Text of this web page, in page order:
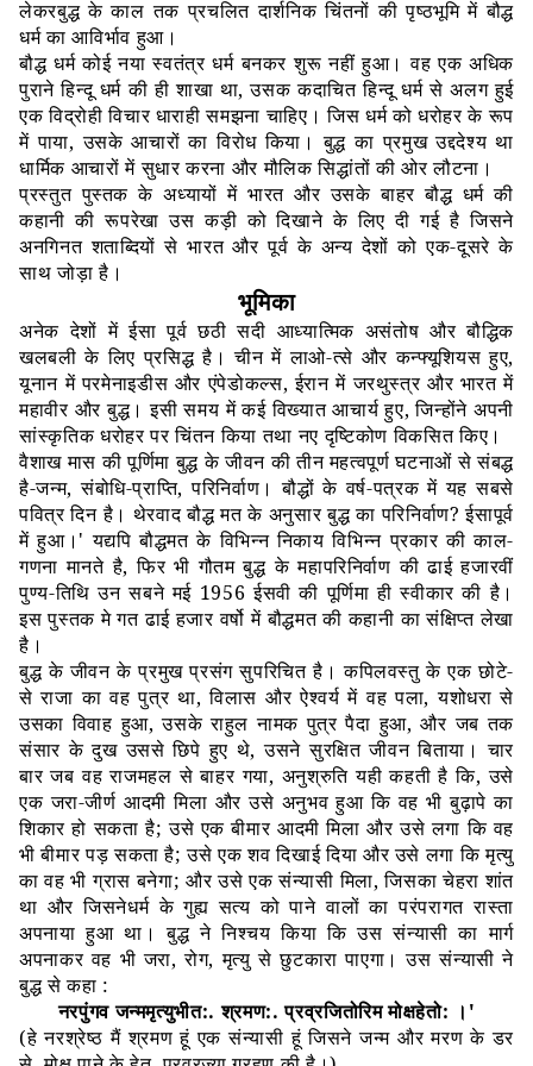
लेकरबुद्ध के काल तक प्रचलित दार्शनिक चिंतनों की पृष्ठभूमि में बौद्ध
धर्म का आविर्भाव हुआ।
बौद्ध धर्म कोई नया स्वतंत्र धर्म बनकर शुरू नहीं हुआ। वह एक अधिक
पुराने हिन्दू धर्म की ही शाखा था,उसक कदाचित हिन्दू धर्म से अलग हुई
एक विद्रोही विचार धाराही समझना चाहिए। जिस धर्म को धरोहर के रूप
में पाया,उसके आचारों का विरोध किया। बुद्ध का प्रमुख उद्ददेश्य था
धार्मिक आचारों में सुधार करना और मौलिक सिद्धांतों की ओर लौटना।
प्रस्तुत पुस्तक के अध्यायों में भारत और उसके बाहर बौद्ध धर्म की
कहानी की रूपरेखा उस कड़ी को दिखाने के लिए दी गई है जिसने
अनगिनत शताब्दियों से भारत और पूर्व के अन्य देशों को एक-दूसरे के
साथ जोड़ा है।
भूमिका
अनेक देशों में ईसा पूर्व छठी सदी आध्यात्मिक असंतोष और बौद्धिक
खलबली के लिए प्रसिद्ध है। चीन में लाओ-त्से और कन्फ्यूशियस हुए,
यूनान में परमेनाइडीस और एंपेडोकल्स,ईरान में जरथुस्त्र और भारत में
महावीर और बुद्ध। इसी समय में कई विख्यात आचार्य हुए,जिन्होंने अपनी
सांस्कृतिक धरोहर पर चिंतन किया तथा नए दृष्टिकोण विकसित किए।
वैशाख मास की पूर्णिमा बुद्ध के जीवन की तीन महत्वपूर्ण घटनाओं से संबद्ध
है-जन्म,संबोधि-प्राप्ति,परिनिर्वाण। बौद्धों के वर्ष-पत्रक में यह सबसे
पवित्र दिन है। थेरवाद बौद्ध मत के अनुसार बुद्ध का परिनिर्वाण?ईसापूर्व
में हुआ। 'यद्यपि बौद्धमत के विभिन्न निकाय विभिन्न प्रकार की काल-
गणना मानते है,फिर भी गौतम बुद्ध के महापरिनिर्वाण की ढाई हजारवीं
पुण्य-तिथि उन सबने मई 1956ईसवी की पूर्णिमा ही स्वीकार की है।
इस पुस्तक मे गत ढाई हजार वर्षो में बौद्धमत की कहानी का संक्षिप्त लेखा
है।
बुद्ध के जीवन के प्रमुख प्रसंग सुपरिचित है। कपिलवस्तु के एक छोटे-
से राजा का वह पुत्र था,विलास और ऐश्वर्य में वह पला,यशोधरा से
उसका विवाह हुआ,उसके राहुल नामक पुत्र पैदा हुआ,और जब तक
संसार के दुख उससे छिपे हुए थे,उसने सुरक्षित जीवन बिताया। चार
बार जब वह राजमहल से बाहर गया, अनुश्रुति यही कहती है कि,उसे
एक जरा-जीर्ण आदमी मिला और उसे अनुभव हुआ कि वह भी बुढ़ापे का
शिकार हो सकता है;उसे एक बीमार आदमी मिला और उसे लगा कि वह
भी बीमार पड़ सकता है;उसे एक शव दिखाई दिया और उसे लगा कि मृत्यु
का वह भी ग्रास बनेगा; और उसे एक संन्यासी मिला,जिसका चेहरा शांत
था और जिसनेधर्म के गुह्य सत्य को पाने वालों का परंपरागत रास्ता
अपनाया हुआ था। बुद्ध ने निश्चय किया कि उस संन्यासी का मार्ग
अपनाकर वह भी जरा,रोग,मृत्यु से छुटकारा पाएगा। उस संन्यासी ने
बुद्ध से कहा :
नरपुंगव जन्ममृत्युभीत:.श्रमण:.प्रव्रजितोरिम मोक्षहेतो: । '
(हे नरश्रेष्ठ मैं श्रमण हूं एक संन्यासी हूं जिसने जन्म और मरण के डर